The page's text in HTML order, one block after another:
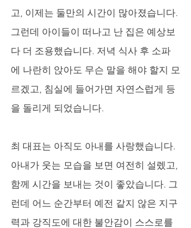
고, 이제는 둘만의 시간이 많아졌습니다.
그런데 아이들이 떠나고 난 집은 예상보
다 더 조용했습니다. 저녁 식사 후 소파
에 나란히 앉아도 무슨 말을 해야 할지 모
르겠고, 침실에 들어가면 자연스럽게 등
을 돌리게 되었습니다.
최 대표는 아직도 아내를 사랑했습니다.
아내가 웃는 모습을 보면 여전히 설렜고,
함께 시간을 보내는 것이 좋았습니다. 그
런데 어느 순간부터 예전 같지 않은 지구
력과 강직도에 대한 불안감이 스스로를